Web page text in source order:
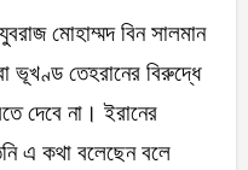
ভূখণ্ড তেহরানের বিরুদ্ধে
দেবে না। ইরানের
এ কথা বলেছেন বলে